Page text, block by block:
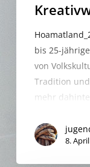
bis 25-
von
Tradition
mehr
8.